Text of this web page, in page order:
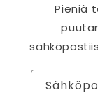
Pieniä